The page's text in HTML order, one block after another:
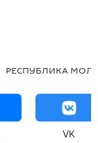
РЕСПУБЛИКА
VK